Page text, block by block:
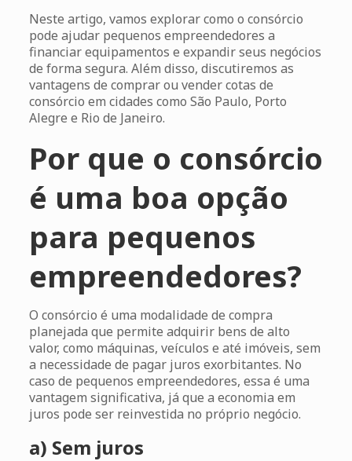
Neste artigo, vamos explorar como o consórcio
pode ajudar pequenos empreendedores a
financiar equipamentos e expandir seus negócios
de forma segura. Além disso, discutiremos as
vantagens de comprar ou vender cotas de
consórcio em cidades como São Paulo, Porto
Alegre e Rio de Janeiro.
Por que o consórcio
é uma boa opção
para pequenos
empreendedores?
O consórcio é uma modalidade de compra
planejada que permite adquirir bens de alto
valor, como máquinas, veículos e até imóveis, sem
a necessidade de pagar juros exorbitantes. No
caso de pequenos empreendedores, essa é uma
vantagem significativa, já que a economia em
juros pode ser reinvestida no próprio negócio.
a) Sem juros